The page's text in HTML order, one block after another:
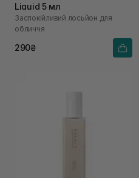
Liquid 5 мл
Заспокійливий лосьйон для
обличчя
290₴